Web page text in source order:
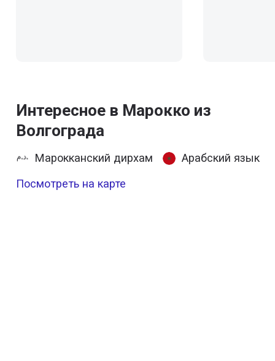
Интересное в Марокко из
Волгограда
Марокканский дирхам
Арабский язык
Посмотреть на карте